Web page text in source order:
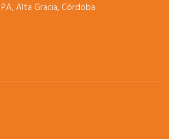
Alta Gracia, Córdoba